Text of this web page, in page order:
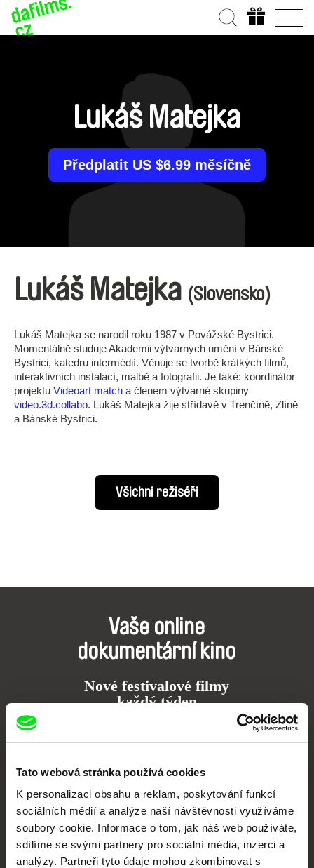
Tato webová stránka používá cookies
K personalizaci obsahu a reklam, poskytování funkcí
sociálních médií a analýze naší návštěvnosti využíváme
soubory cookie. Informace o tom, jak náš web používáte,
sdílíme se svými partnery pro sociální média, inzerci a
analýzy. Partneři tyto údaje mohou zkombinovat s
Lukáš Matejka
Předplatit US $6.99 měsíčně
Lukáš Matejka (Slovensko)
Lukáš Matejka se narodil roku 1987 v Povážské Bystrici.
Momentálně studuje Akademii výtvarných umění v Bánské
Bystrici, katedru intermédií. Věnuje se tvorbě krátkých filmů,
interaktivních instalací, malbě a fotografii. Je také: koordinátor
projektu Videoart match a členem výtvarné skupiny
video.3d.collabo. Lukáš Matejka žije střídavě v Trenčíně, Zlíně
a Bánské Bystrici.
Všichni režiséři
Vaše online
dokumentární kino
Nové festivalové filmy
každý týden
Portál DAFilms.cz je výsledkem tvůrčí spolupráce 7 klíčových evropských
posouvat hranice dokumentárního filmu, propagovat jeho rozmanitost a
podporovat kvalitní autorské filmy.
Členové Doc Alliance